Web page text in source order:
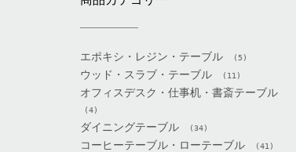
エポキシ・レジン・テーブル (5)
ウッド・スラブ・テーブル (11)
オフィスデスク・仕事机・書斎テーブル
(4)
ダイニングテーブル (34)
コーヒーテーブル・ローテーブル (41)